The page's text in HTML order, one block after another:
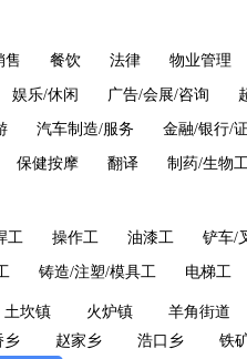
售 餐饮 法律 物业管理
娱乐/休闲 广告/会展/咨询
汽车制造/服务 金融/银行/
保健按摩 翻译 制药/生物
工 操作工 油漆工 铲车/
铸造/注塑/模具工 电梯工
土坎镇 火炉镇 羊角街道
乡 赵家乡 浩口乡 铁